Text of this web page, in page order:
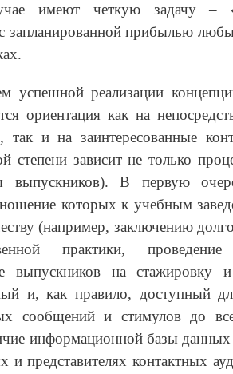
имеют четкую задачу –
запланированной прибылью
успешной реализации
ориентация как на
так и на заинтересованные
степени зависит не только
выпускников). В первую
которых к учебным
(например, заключению
практики, проведение
выпускников на стажировку
и, как правило, доступный
сообщений и стимулов до
информационной базы
и представителях контактных